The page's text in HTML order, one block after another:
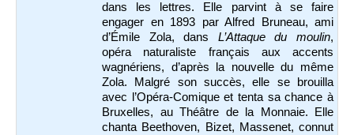
dans les lettres. Elle parvint à se faire
engager en 1893 par Alfred Bruneau, ami
d’Émile Zola, dans L’Attaque du moulin,
opéra naturaliste français aux accents
wagnériens, d’après la nouvelle du même
Zola. Malgré son succès, elle se brouilla
avec l’Opéra-Comique et tenta sa chance à
Bruxelles, au Théâtre de la Monnaie. Elle
chanta Beethoven, Bizet, Massenet, connut